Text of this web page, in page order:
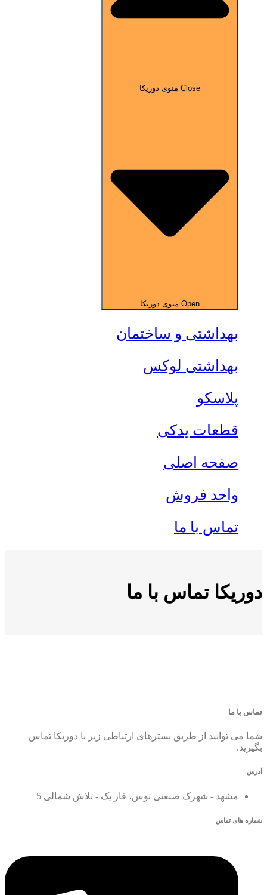
Close منوی دوریکا
Open منوی دوریکا
بهداشتی و ساختمان
بهداشتی لوکس
پلاسکو
قطعات یدکی
صفحه اصلی
واحد فروش
تماس با ما
دوریکا تماس با ما
تماس با ما
شما می توانید از طریق بسترهای ارتباطی زیر با دوریکا تماس
بگیرید.
آدرس
مشهد - شهرک صنعتی توس، فاز یک - تلاش شمالی 5
شماره های تماس